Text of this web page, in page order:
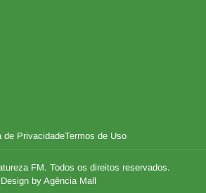
de PrivacidadeTermos de Uso
FM. Todos os direitos reservados.
Design by Agência Mall